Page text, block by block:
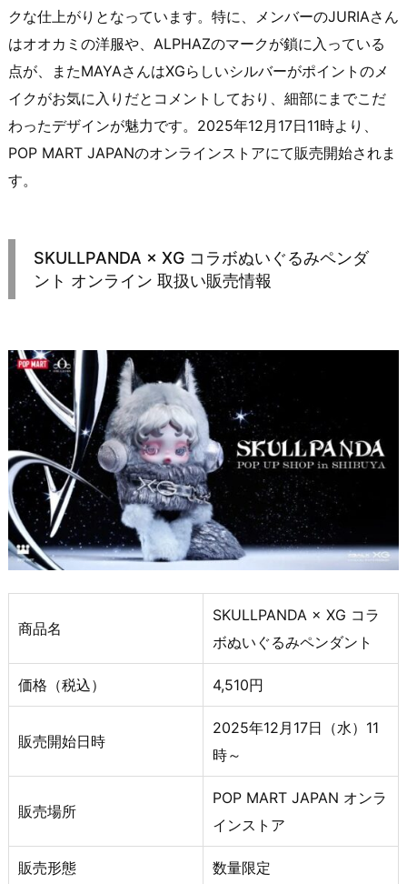
クな仕上がりとなっています。特に、メンバーのJURIAさん
はオオカミの洋服や、ALPHAZのマークが鎖に入っている
点が、またMAYAさんはXGらしいシルバーがポイントのメ
イクがお気に入りだとコメントしており、細部にまでこだ
わったデザインが魅力です。2025年12月17日11時より、
POP MART JAPANのオンラインストアにて販売開始されま
す。
SKULLPANDA × XG コラボぬいぐるみペンダ
ント オンライン 取扱い販売情報
商品名
SKULLPANDA × XG コラ
ボぬいぐるみペンダント
価格（税込） 4,510円
販売開始日時
2025年12月17日（水）11
時～
販売場所
POP MART JAPAN オンラ
インストア
販売形態 数量限定